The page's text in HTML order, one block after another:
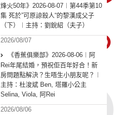
烽火50年》2026-08-07︱第44季第10
集 死於”可原諒殺人“的黎漢成父子
（下）︱主持：劉銳紹（夫子）
2026/08/07
《香蕉俱樂部》2026-08-06︱阿
Rei年尾結婚，預祝佢百年好合！新
房問題點解決？生唔生小朋友呢？︱
主持：杜浚斌 Ben, 塔羅小公主
Selina, Viola, 阿Rei
2026/08/06